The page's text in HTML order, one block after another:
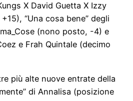
X David Guetta X Izzy
“Una cosa bene” degli
(nono posto, -4) e
e Frah Quintale (decimo
più alte nuove entrate della
di Annalisa (posizione